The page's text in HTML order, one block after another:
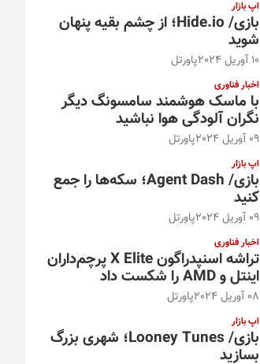
اپ بازار
بازی/ Hide.io؛ از چشم بقیه پنهان
شوید
10 آوریل 2024 پاورتل
اخبار فناوری
با ماسک هوشمند سامسونگ دیگر
نگران آلودگی هوا نباشید
09 آوریل 2024 پاورتل
اپ بازار
بازی/ Agent Dash؛ سکه‌ها را جمع
کنید
09 آوریل 2024 پاورتل
اخبار فناوری
تراشه اسنپدراگون X Elite پرچم‌داران
اینتل و AMD را شکست داد
08 آوریل 2024 پاورتل
اپ بازار
بازی/ Looney Tunes؛ شهری بزرگ
بسازید